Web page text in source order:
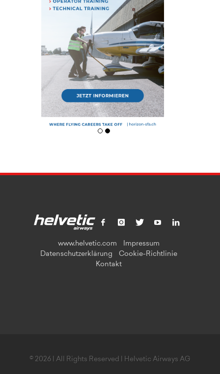
www.helvetic.com
Impressum
Datenschutzerklärung
Cookie-Richtlinie
Kontakt
© 2026 | All Rights Reserved | Helvetic Airways AG